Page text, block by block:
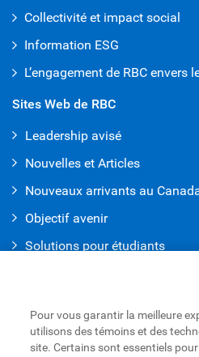
Collectivité et impact social
Information ESG
L’engagement de RBC envers
Sites Web de RBC
Leadership avisé
Nouvelles et Articles
Nouveaux arrivants au
Objectif avenir
Solutions pour étudiants
Nous joindre
Trouvez une succursale ou un
Pour vous garantir la meilleure
utilisons des témoins et des
site. Certains sont essentiels